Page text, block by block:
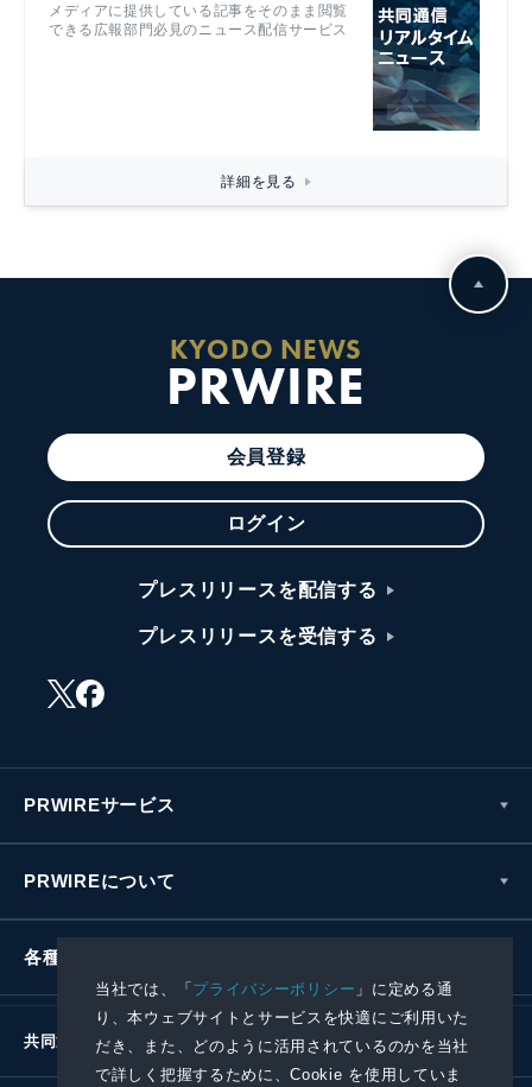
当社では、「プライバシーポリシー 」に定める通
り、本ウェブサイトとサービスを快適にご利用いた
だき、また、どのように活用されているのかを当社
で詳しく把握するために、Cookie を使用していま
メディアに提供している記事をそのまま閲覧
できる広報部門必見のニュース配信サービス
詳細を見る
KYODO NEWS
PRWIRE
会員登録
ログイン
プレスリリースを配信する
プレスリリースを受信する
PRWIREサービス
PRWIREについて
各種お問い合わせ
共同通信社グループ